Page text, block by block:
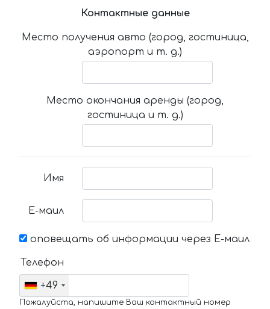
Контактные данные
Место получения авто (город, гостиница,
аэропорт и т. д.)
Место окончания аренды (город,
гостиница и т. д.)
Имя
Е-маил
оповещать об информации через Е-маил
Телефон
+49
Пожалуйста, напишите Ваш контактный номер